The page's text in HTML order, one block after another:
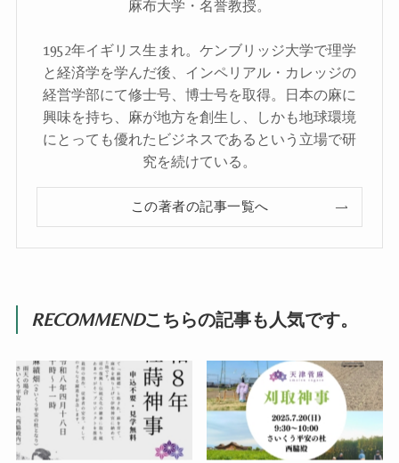
麻布大学・名誉教授。
1952年イギリス生まれ。ケンブリッジ大学で理学
と経済学を学んだ後、インペリアル・カレッジの
経営学部にて修士号、博士号を取得。日本の麻に
興味を持ち、麻が地方を創生し、しかも地球環境
にとっても優れたビジネスであるという立場で研
究を続けている。
この著者の記事一覧へ
RECOMMENDこちらの記事も人気です。